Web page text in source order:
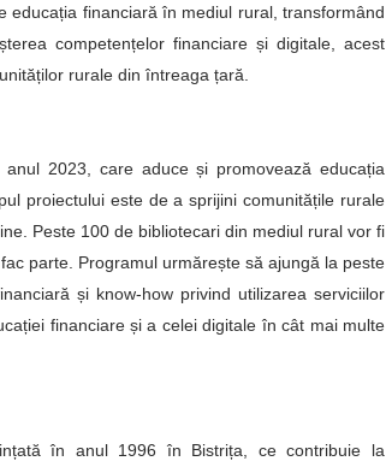
educația financiară în mediul rural, transformând
competențelor financiare și digitale, acest
rurale din întreaga țară.
2023, care aduce și promovează educația
proiectului este de a sprijini comunitățile rurale
Peste 100 de bibliotecari din mediul rural vor fi
parte. Programul urmărește să ajungă la peste
și know-how privind utilizarea serviciilor
financiare și a celei digitale în cât mai multe
în anul 1996 în Bistrița, ce contribuie la